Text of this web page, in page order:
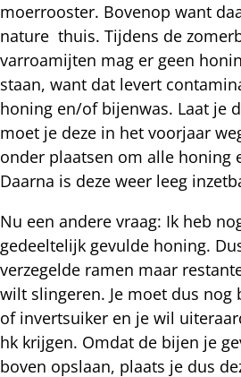
moerrooster. Bovenop want
nature thuis. Tijdens de
varroamijten mag er geen
staan, want dat levert
honing en/of bijenwas. Laat je
moet je deze in het voorjaar
onder plaatsen om alle honing
Daarna is deze weer leeg
Nu een andere vraag: Ik heb
gedeeltelijk gevulde honing.
verzegelde ramen maar
wilt slingeren. Je moet dus
of invertsuiker en je wil
hk krijgen. Omdat de bijen je
boven opslaan, plaats je dus